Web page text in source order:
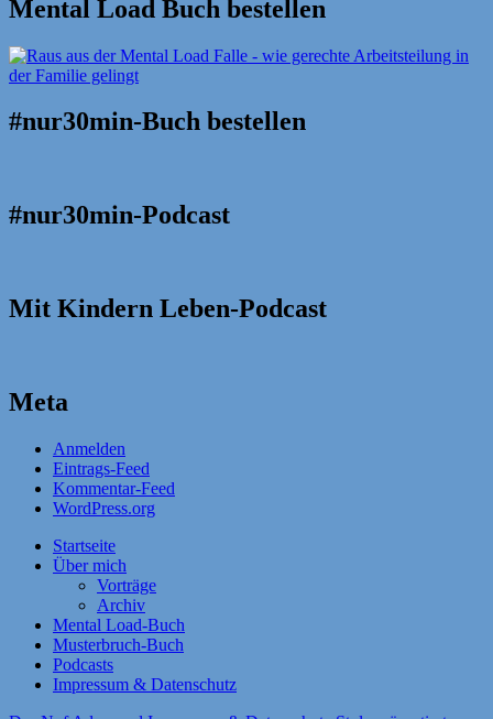
Mental Load Buch bestellen
#nur30min-Buch bestellen
#nur30min-Podcast
Mit Kindern Leben-Podcast
Meta
Anmelden
Eintrags-Feed
Kommentar-Feed
WordPress.org
Startseite
Über mich
Vorträge
Archiv
Mental Load-Buch
Musterbruch-Buch
Podcasts
Impressum & Datenschutz